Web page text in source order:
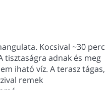
Kocsival ~30 perc
adnak és meg
iható víz. A terasz tágas,
remek